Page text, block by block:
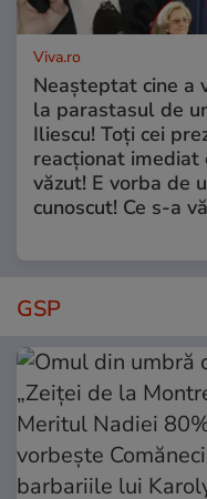
Viva.ro
Neașteptat cine a
la parastasul de
Iliescu! Toți cei
reacționat imediat
văzut! E vorba de
cunoscut! Ce s-a
GSP